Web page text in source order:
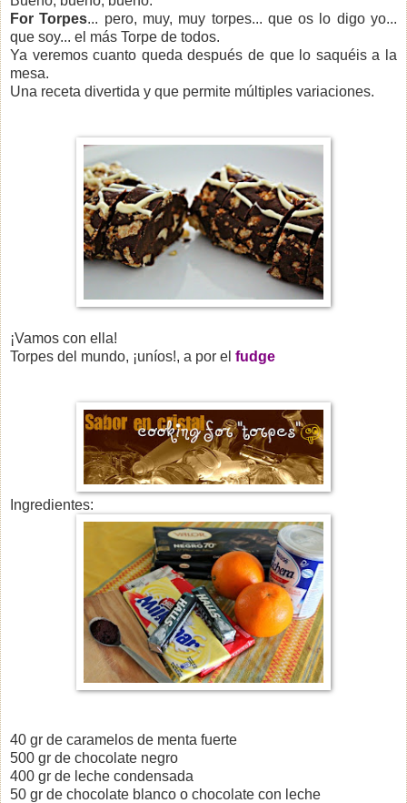
For Torpes... pero, muy, muy torpes... que os lo digo yo...
que soy... el más Torpe de todos.
Ya veremos cuanto queda después de que lo saquéis a la
mesa.
Una receta divertida y que permite múltiples variaciones.
¡Vamos con ella!
Torpes del mundo, ¡uníos!, a por el fudge
Ingredientes:
40 gr de caramelos de menta fuerte
500 gr de chocolate negro
400 gr de leche condensada
50 gr de chocolate blanco o chocolate con leche